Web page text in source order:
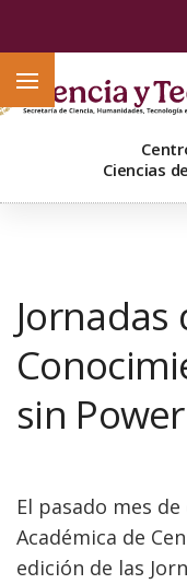
Ciencias
Jornadas
sin
El pasado mes
Académica de
edición de las